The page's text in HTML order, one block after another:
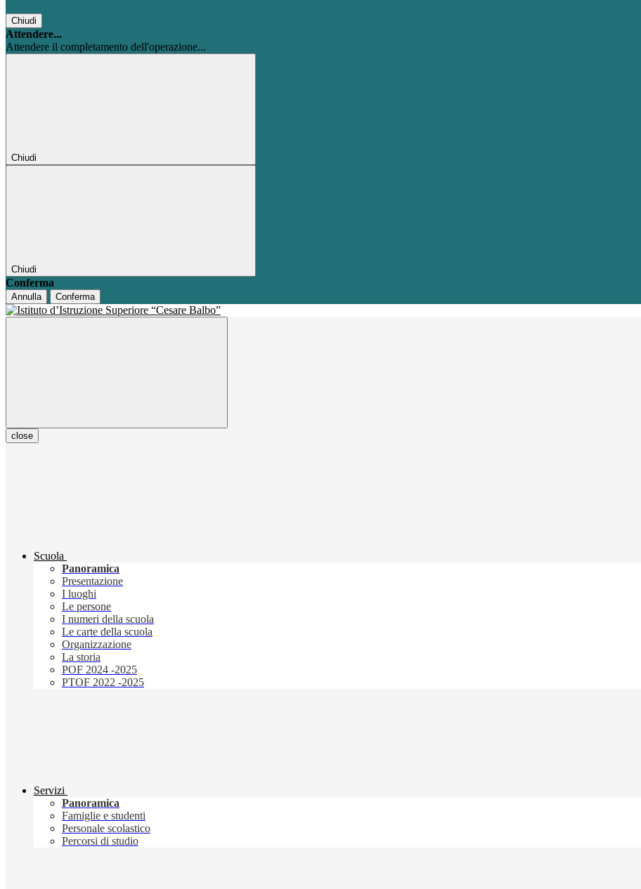
Chiudi
Attendere...
Attendere il completamento dell'operazione...
Chiudi
Chiudi
Conferma
Annulla Conferma
close
Scuola
Panoramica
Presentazione
I luoghi
Le persone
I numeri della scuola
Le carte della scuola
Organizzazione
La storia
POF 2024 -2025
PTOF 2022 -2025
Servizi
Panoramica
Famiglie e studenti
Personale scolastico
Percorsi di studio